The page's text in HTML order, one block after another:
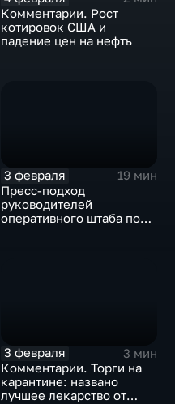
Комментарии. Рост
котировок США и
падение цен на нефть
3 февраля
19 мин
Пресс-подход
руководителей
оперативного штаба по
3 февраля
3 мин
Комментарии. Торги на
карантине: названо
лучшее лекарство от